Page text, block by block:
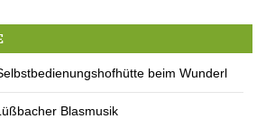
beim Wunderl
Blasmusik